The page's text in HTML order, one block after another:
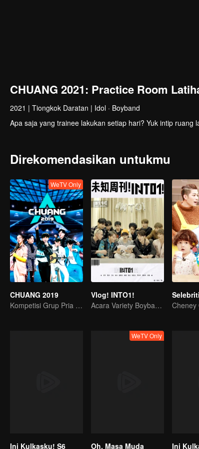
CHUANG 2021: Practice Room
2021 | Tiongkok Daratan | Idol · Boyband
Apa saja yang trainee lakukan setiap hari? Yuk intip
Direkomendasikan untukmu
WeTV Only
CHUANG 2019
Kompetisi Grup Pria Terbaik China
Vlog! INTO1!
Acara Variety Boyband INTO1
Ini Kulkasku! S6
WeTV Only
Oh, Masa Muda
Ini